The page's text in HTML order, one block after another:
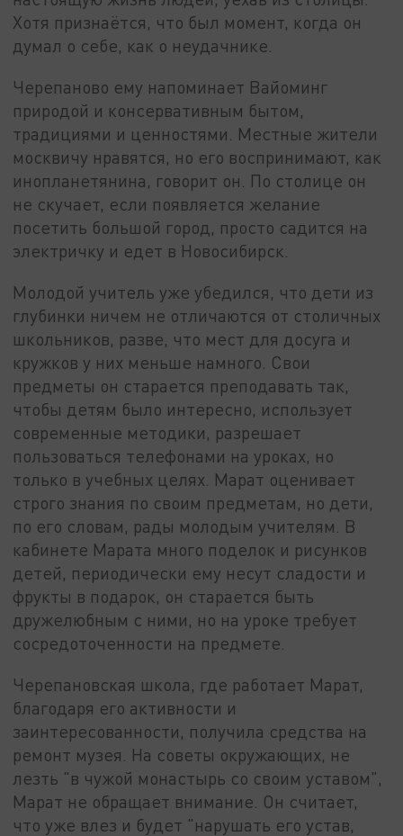
Хотя признаётся, что был момент, когда он
думал о себе, как о неудачнике.
Черепаново ему напоминает Вайоминг
природой и консервативным бытом,
традициями и ценностями. Местные жители
москвичу нравятся, но его воспринимают, как
инопланетянина, говорит он. По столице он
не скучает, если появляется желание
посетить большой город, просто садится на
электричку и едет в Новосибирск.
Молодой учитель уже убедился, что дети из
глубинки ничем не отличаются от столичных
школьников, разве, что мест для досуга и
кружков у них меньше намного. Свои
предметы он старается преподавать так,
чтобы детям было интересно, использует
современные методики, разрешает
пользоваться телефонами на уроках, но
только в учебных целях. Марат оценивает
строго знания по своим предметам, но дети,
по его словам, рады молодым учителям. В
кабинете Марата много поделок и рисунков
детей, периодически ему несут сладости и
фрукты в подарок, он старается быть
дружелюбным с ними, но на уроке требует
сосредоточенности на предмете.
Черепановская школа, где работает Марат,
благодаря его активности и
заинтересованности, получила средства на
ремонт музея. На советы окружающих, не
лезть "в чужой монастырь со своим уставом",
Марат не обращает внимание. Он считает,
что уже влез и будет "нарушать его устав,